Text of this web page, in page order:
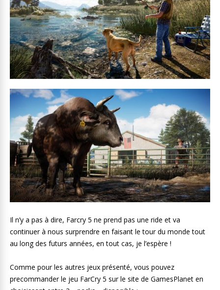
Il n’y a pas à dire, Farcry 5 ne prend pas une ride et va
continuer à nous surprendre en faisant le tour du monde tout
au long des futurs années, en tout cas, je l’espère !
Comme pour les autres jeux présenté, vous pouvez
precommander le jeu FarCry 5 sur le site de GamesPlanet en